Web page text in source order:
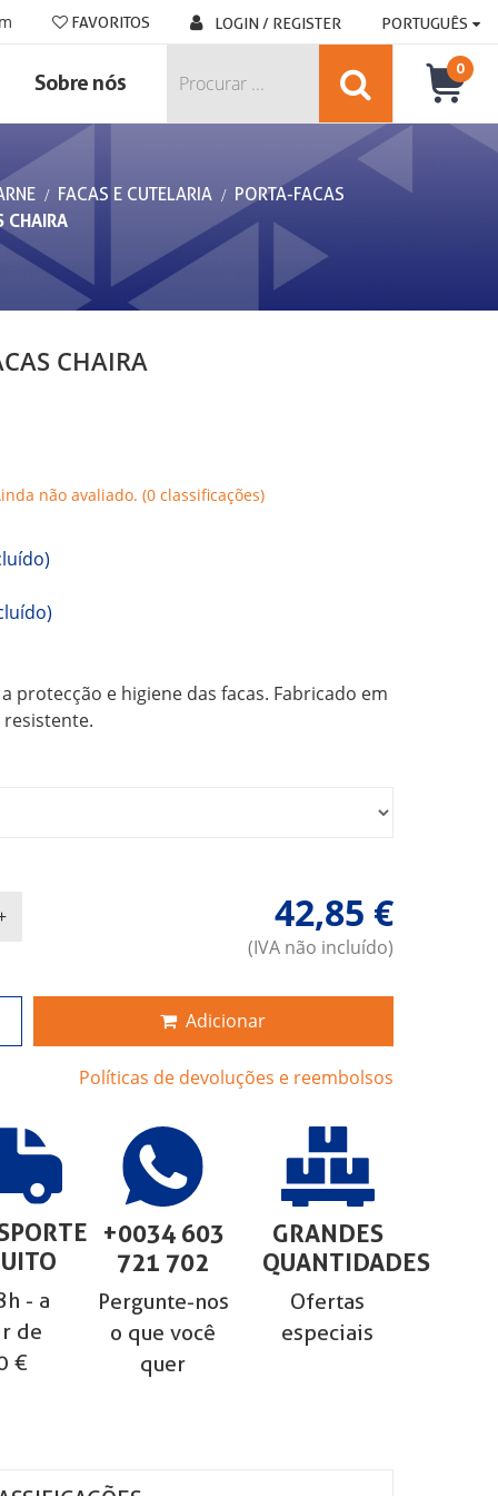
FAVORITOS LOGIN / REGISTER PORTUGUÊS
Sobre nós
0
FACAS E CUTELARIA
PORTA-FACAS
CHAIRA
CHAIRA
não avaliado. (0 classificações)
protecção e higiene das facas. Fabricado em
42,85 €
(IVA não incluído)
Adicionar
Políticas de devoluções e reembolsos
- a
de
€
+0034 603
721 702
Pergunte-nos
o que você
quer
GRANDES
QUANTIDADES
Ofertas
especiais